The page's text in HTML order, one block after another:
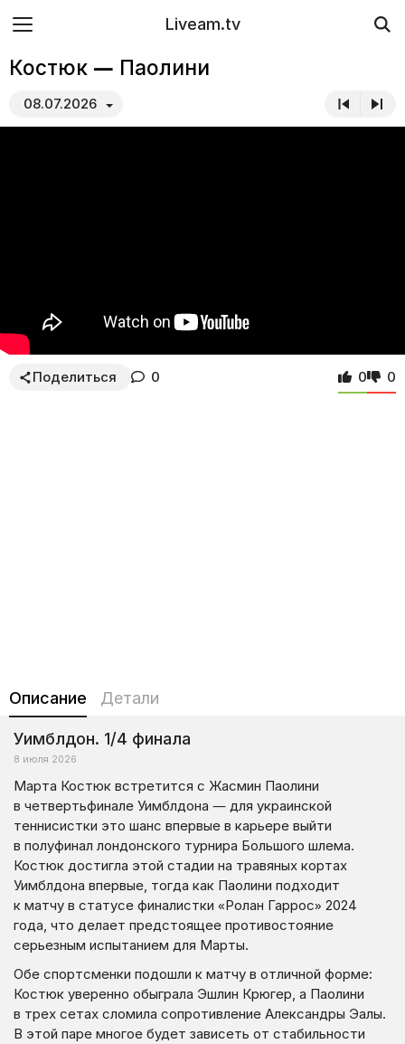
Liveam.tv
Костюк — Паолини
08.07.2026
Поделиться 0 0 0
Описание Детали
Уимблдон. 1/4 финала
8 июля 2026
Марта Костюк встретится с Жасмин Паолини
в четвертьфинале Уимблдона — для украинской
теннисистки это шанс впервые в карьере выйти
в полуфинал лондонского турнира Большого шлема.
Костюк достигла этой стадии на травяных кортах
Уимблдона впервые, тогда как Паолини подходит
к матчу в статусе финалистки «Ролан Гаррос» 2024
года, что делает предстоящее противостояние
серьезным испытанием для Марты.
Обе спортсменки подошли к матчу в отличной форме:
Костюк уверенно обыграла Эшлин Крюгер, а Паолини
в трех сетах сломила сопротивление Александры Эалы.
В этой паре многое будет зависеть от стабильности